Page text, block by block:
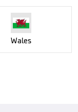
Wales